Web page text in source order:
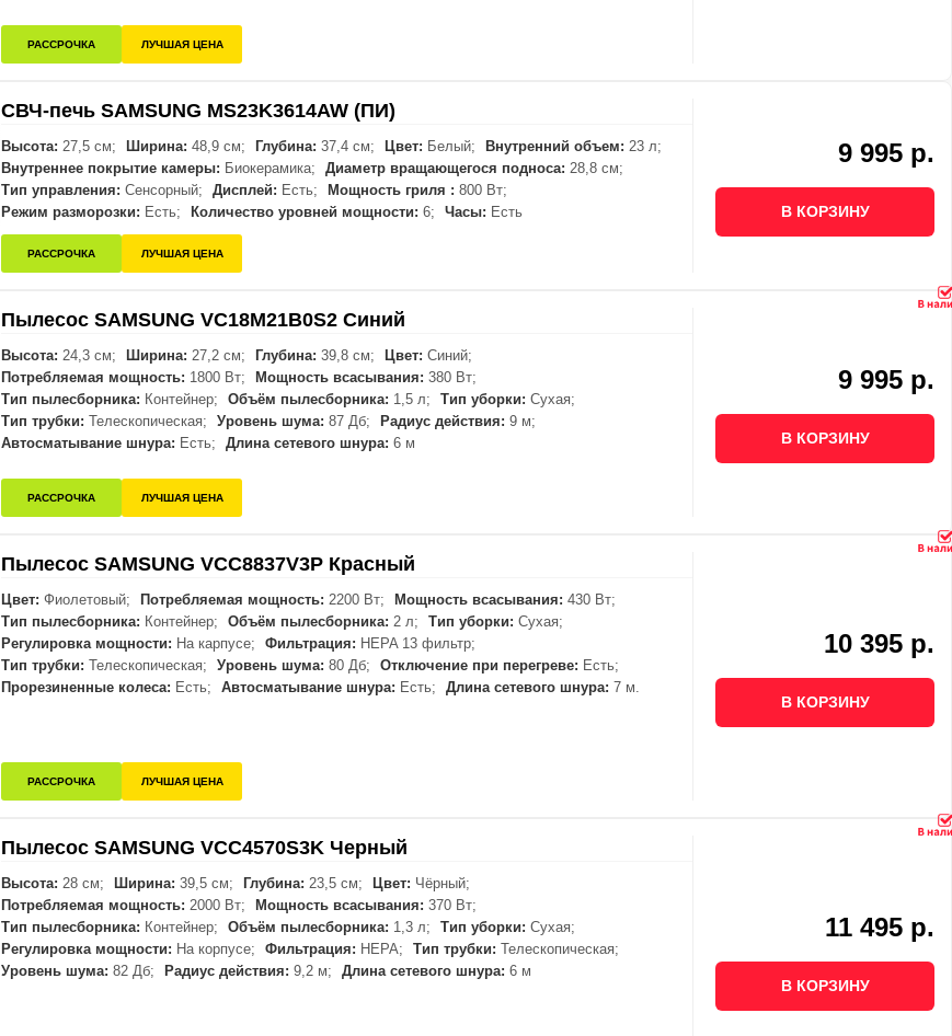
РАССРОЧКА ЛУЧШАЯ ЦЕНА
СВЧ-печь SAMSUNG MS23K3614AW (ПИ)
Высота: 27,5 см; Ширина: 48,9 см; Глубина: 37,4 см; Цвет: Белый; Внутренний объем: 23 л;
Внутреннее покрытие камеры: Биокерамика; Диаметр вращающегося подноса: 28,8 см;
Тип управления: Сенсорный; Дисплей: Есть; Мощность гриля : 800 Вт;
Режим разморозки: Есть; Количество уровней мощности: 6; Часы: Есть
РАССРОЧКА ЛУЧШАЯ ЦЕНА
9 995 р.
В КОРЗИНУ
Пылесос SAMSUNG VC18M21B0S2 Синий
Высота: 24,3 см; Ширина: 27,2 см; Глубина: 39,8 см; Цвет: Синий;
Потребляемая мощность: 1800 Вт; Мощность всасывания: 380 Вт;
Тип пылесборника: Контейнер; Объём пылесборника: 1,5 л; Тип уборки: Сухая;
Тип трубки: Телескопическая; Уровень шума: 87 Дб; Радиус действия: 9 м;
Автосматывание шнура: Есть; Длина сетевого шнура: 6 м
РАССРОЧКА ЛУЧШАЯ ЦЕНА
9 995 р.
В КОРЗИНУ
Пылесос SAMSUNG VCC8837V3P Красный
Цвет: Фиолетовый; Потребляемая мощность: 2200 Вт; Мощность всасывания: 430 Вт;
Тип пылесборника: Контейнер; Объём пылесборника: 2 л; Тип уборки: Сухая;
Регулировка мощности: На карпусе; Фильтрация: HEPA 13 фильтр;
Тип трубки: Телескопическая; Уровень шума: 80 Дб; Отключение при перегреве: Есть;
Прорезиненные колеса: Есть; Автосматывание шнура: Есть; Длина сетевого шнура: 7 м.
РАССРОЧКА ЛУЧШАЯ ЦЕНА
10 395 р.
В КОРЗИНУ
Пылесос SAMSUNG VCC4570S3K Черный
Высота: 28 см; Ширина: 39,5 см; Глубина: 23,5 см; Цвет: Чёрный;
Потребляемая мощность: 2000 Вт; Мощность всасывания: 370 Вт;
Тип пылесборника: Контейнер; Объём пылесборника: 1,3 л; Тип уборки: Сухая;
Регулировка мощности: На корпусе; Фильтрация: HEPA; Тип трубки: Телескопическая;
Уровень шума: 82 Дб; Радиус действия: 9,2 м; Длина сетевого шнура: 6 м
11 495 р.
В КОРЗИНУ